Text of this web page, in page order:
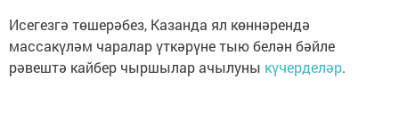
Исегезгә төшерәбез, Казанда ял көннәрендә
массакүләм чаралар үткәрүне тыю белән бәйле
рәвештә кайбер чыршылар ачылуны күчерделәр.